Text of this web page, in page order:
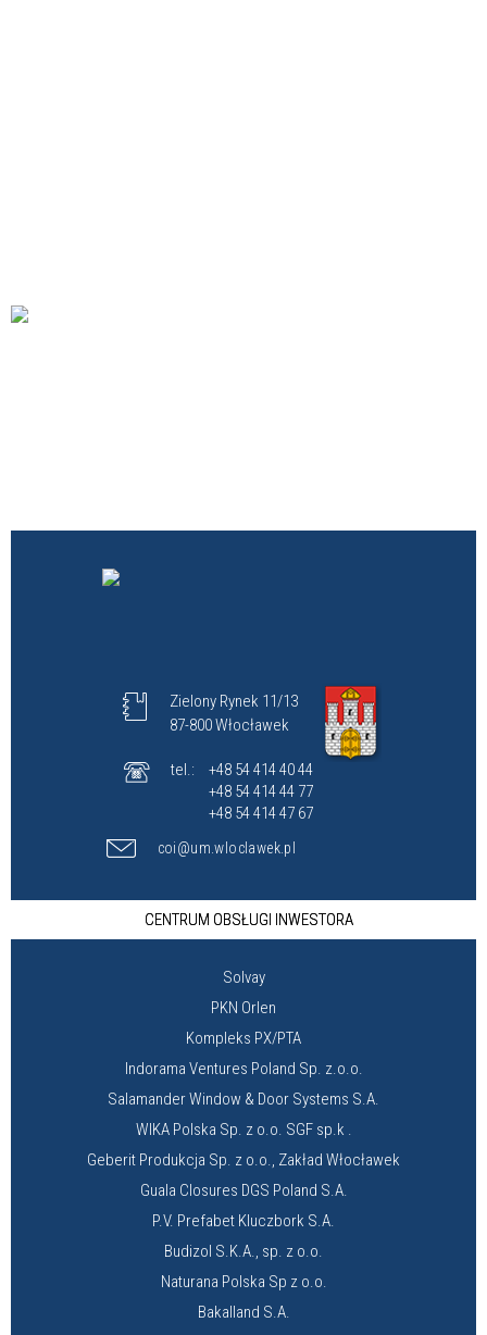
Zielony Rynek 11/13
87-800 Włocławek
tel.:
+48 54 414 40 44
+48 54 414 44 77
+48 54 414 47 67
coi@um.wloclawek.pl
CENTRUM OBSŁUGI INWESTORA
Solvay
PKN Orlen
Kompleks PX/PTA
Indorama Ventures Poland Sp. z.o.o.
Salamander Window & Door Systems S.A.
WIKA Polska Sp. z o.o. SGF sp.k .
Geberit Produkcja Sp. z o.o., Zakład Włocławek
Guala Closures DGS Poland S.A.
P.V. Prefabet Kluczbork S.A.
Budizol S.K.A., sp. z o.o.
Naturana Polska Sp z o.o.
Bakalland S.A.